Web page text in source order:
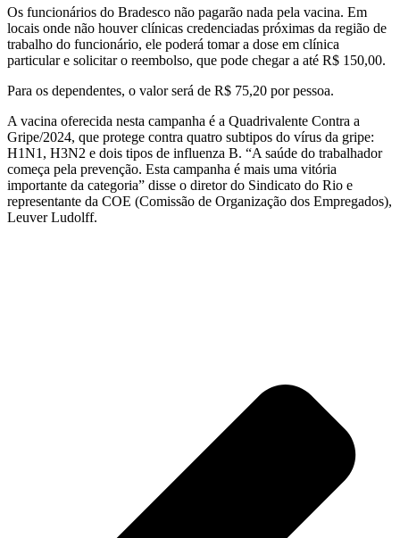
Os funcionários do Bradesco não pagarão nada pela vacina. Em
locais onde não houver clínicas credenciadas próximas da região de
trabalho do funcionário, ele poderá tomar a dose em clínica
particular e solicitar o reembolso, que pode chegar a até R$ 150,00.
Para os dependentes, o valor será de R$ 75,20 por pessoa.
A vacina oferecida nesta campanha é a Quadrivalente Contra a
Gripe/2024, que protege contra quatro subtipos do vírus da gripe:
H1N1, H3N2 e dois tipos de influenza B. “A saúde do trabalhador
começa pela prevenção. Esta campanha é mais uma vitória
importante da categoria” disse o diretor do Sindicato do Rio e
representante da COE (Comissão de Organização dos Empregados),
Leuver Ludolff.